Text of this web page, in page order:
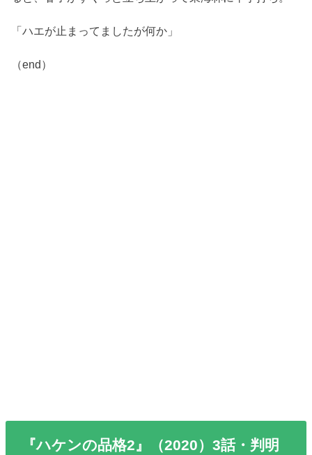
「ハエが止まってましたが何か」
（end）
『ハケンの品格2』（2020）3話・判明